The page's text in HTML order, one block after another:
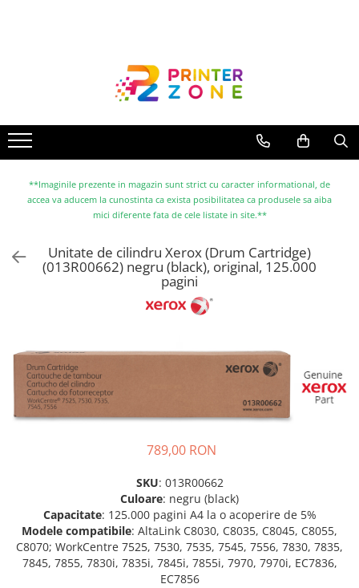
Imprimante cu jet
Multifunctionale laser
Multifunctionale cu jet
Imprimante etichete
Scanere
Piese schimb
Plottere
Consumabile imprimanta
Tonere
Cartuse inkjet si cerneala
Hartie
Ribbon
Developer
**Imaginile prezente in magazin sunt strict cu caracter informational, de
accea va aducem la cunostinta ca exista posibilitatea ca produsele sa aiba
mici diferente fata de cele listate in site.**
Unitate de cilindru Xerox (Drum Cartridge)
(013R00662) negru (black), original, 125.000
pagini
789,00 RON
SKU: 013R00662
Culoare: negru (black)
Capacitate: 125.000 pagini A4 la o acoperire de 5%
Modele compatibile: AltaLink C8030, C8035, C8045, C8055,
C8070; WorkCentre 7525, 7530, 7535, 7545, 7556, 7830, 7835,
7845, 7855, 7830i, 7835i, 7845i, 7855i, 7970, 7970i, EC7836,
EC7856